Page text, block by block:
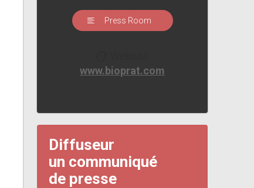
Press Room
www.bioprat.com
Diffuseur
un communiqué
de presse